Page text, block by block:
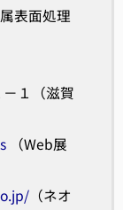
表面処理
１（滋賀
（Web展
（ネオ